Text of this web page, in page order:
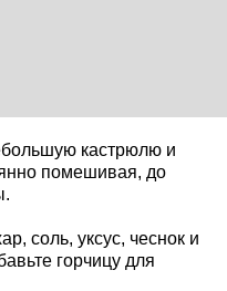
кастрюлю и
помешивая, до
соль, уксус, чеснок и
горчицу для